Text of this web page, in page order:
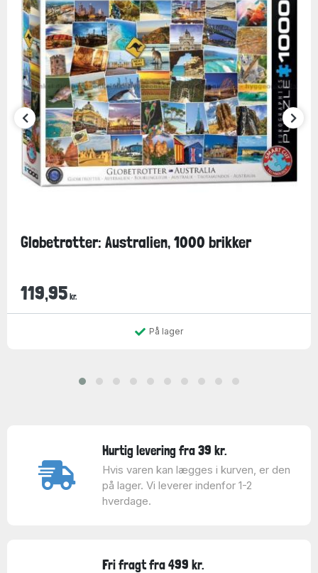
Globetrotter: Australien, 1000 brikker
119,95 kr.
På lager
Hurtig levering fra 39 kr.
Hvis varen kan lægges i kurven, er den
på lager. Vi leverer indenfor 1-2
hverdage.
Fri fragt fra 499 kr.